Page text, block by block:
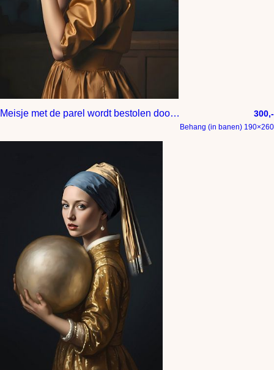
Meisje met de parel wordt bestolen door een raaf 300,-
Behang (in banen) 190×260